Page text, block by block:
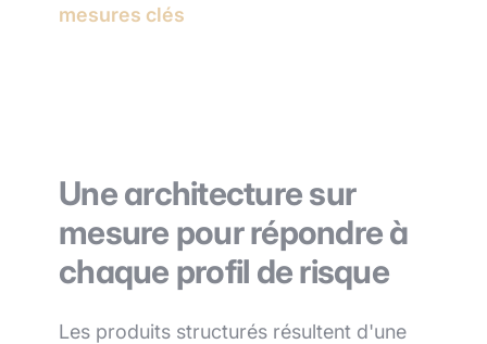
mesures clés
Une architecture sur
mesure pour répondre à
chaque profil de risque
Les produits structurés résultent d'une